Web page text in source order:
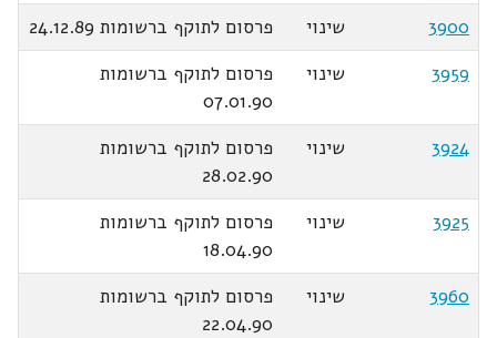
3900
שינוי
פרסום לתוקף ברשומות 24.12.89
3959
שינוי
פרסום לתוקף ברשומות
07.01.90
3924
שינוי
פרסום לתוקף ברשומות
28.02.90
3925
שינוי
פרסום לתוקף ברשומות
18.04.90
3960
שינוי
פרסום לתוקף ברשומות
22.04.90